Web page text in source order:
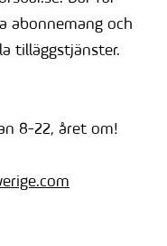
abonnemang och
tilläggstjänster.
8-22, året om!